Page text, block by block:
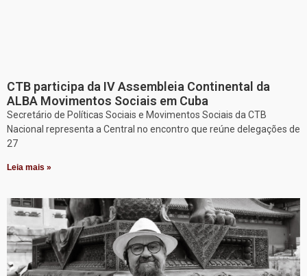
CTB participa da IV Assembleia Continental da
ALBA Movimentos Sociais em Cuba
Secretário de Políticas Sociais e Movimentos Sociais da CTB
Nacional representa a Central no encontro que reúne delegações de
27
Leia mais »